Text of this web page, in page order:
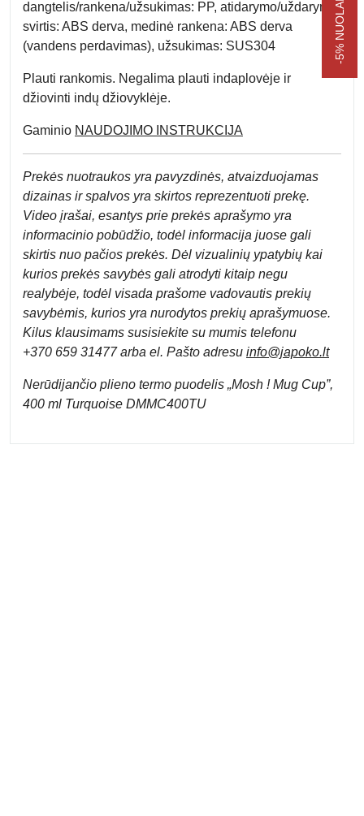
dangtelis/rankena/užsukimas: PP, atidarymo/uždarymo
svirtis: ABS derva, medinė rankena: ABS derva
(vandens perdavimas), užsukimas: SUS304
Plauti rankomis. Negalima plauti indaplovėje ir
džiovinti indų džiovyklėje.
Gaminio NAUDOJIMO INSTRUKCIJA
Prekės nuotraukos yra pavyzdinės, atvaizduojamas
dizainas ir spalvos yra skirtos reprezentuoti prekę.
Video įrašai, esantys prie prekės aprašymo yra
informacinio pobūdžio, todėl informacija juose gali
skirtis nuo pačios prekės. Dėl vizualinių ypatybių kai
kurios prekės savybės gali atrodyti kitaip negu
realybėje, todėl visada prašome vadovautis prekių
savybėmis, kurios yra nurodytos prekių aprašymuose.
Kilus klausimams susisiekite su mumis telefonu
+370 659 31477 arba el. Pašto adresu info@japoko.lt
Nerūdijančio plieno termo puodelis „Mosh ! Mug Cup”,
400 ml Turquoise DMMC400TU